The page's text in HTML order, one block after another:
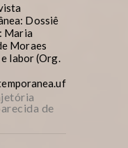
Dossiê
Maria
Moraes
labor (Org.
de